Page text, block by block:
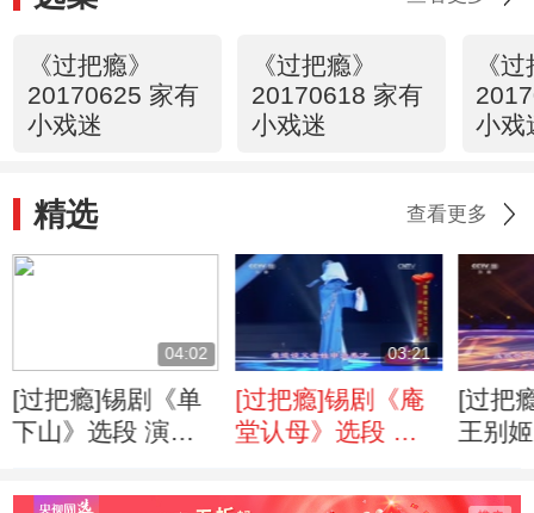
《过把瘾》
20170625 家有
小戏迷
《过把瘾》
20170618 家有
小戏迷
《
小戏
精选 查看更多
04:02
[过把瘾]锡剧《单
下山》选段 演
03:21
[过把瘾]锡剧《庵
堂认母》选段 演
[过把
王别